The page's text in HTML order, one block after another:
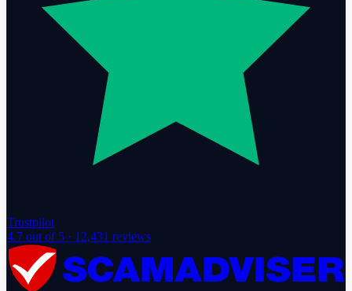
Trustpilot
4.7 out of 5 · 12,431 reviews